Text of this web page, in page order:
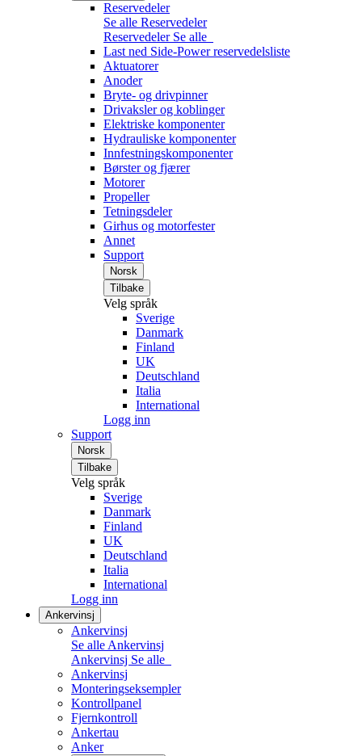
Reservedeler
Se alle Reservedeler
Reservedeler Se alle
Last ned Side-Power reservedelsliste
Aktuatorer
Anoder
Bryte- og drivpinner
Drivaksler og koblinger
Elektriske komponenter
Hydrauliske komponenter
Innfestningskomponenter
Børster og fjærer
Motorer
Propeller
Tetningsdeler
Girhus og motorfester
Annet
Support
Norsk
Tilbake
Velg språk
Sverige
Danmark
Finland
UK
Deutschland
Italia
International
Logg inn
Support
Norsk
Tilbake
Velg språk
Sverige
Danmark
Finland
UK
Deutschland
Italia
International
Logg inn
Ankervinsj
Ankervinsj
Se alle Ankervinsj
Ankervinsj Se alle
Ankervinsj
Monteringseksempler
Kontrollpanel
Fjernkontroll
Ankertau
Anker